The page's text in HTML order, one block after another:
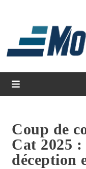
Magazine
Coup de
Cat 2025
déception